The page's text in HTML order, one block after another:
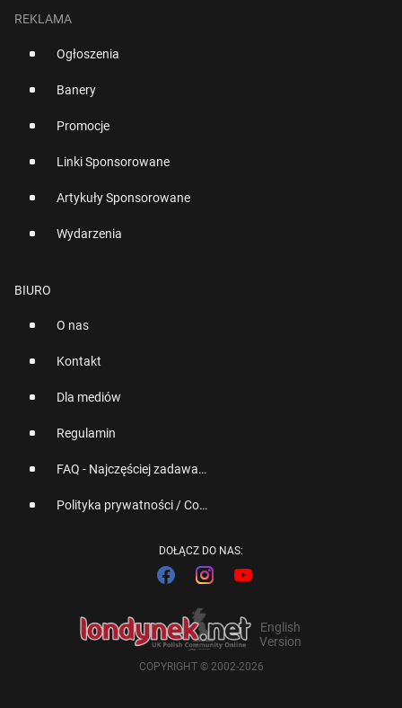
REKLAMA
Ogłoszenia
Banery
Promocje
Linki Sponsorowane
Artykuły Sponsorowane
Wydarzenia
BIURO
O nas
Kontakt
Dla mediów
Regulamin
FAQ - Najczęściej zadawane pytania
Polityka prywatności / Cookies
DOŁĄCZ DO NAS:
English
Version
COPYRIGHT © 2002-2026